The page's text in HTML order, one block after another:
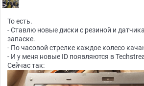
То есть.
- Ставлю новые диски с резиной и
запаске.
- По часовой стрелке каждое колесо
- И у меня новые ID появляются в
Сейчас так: